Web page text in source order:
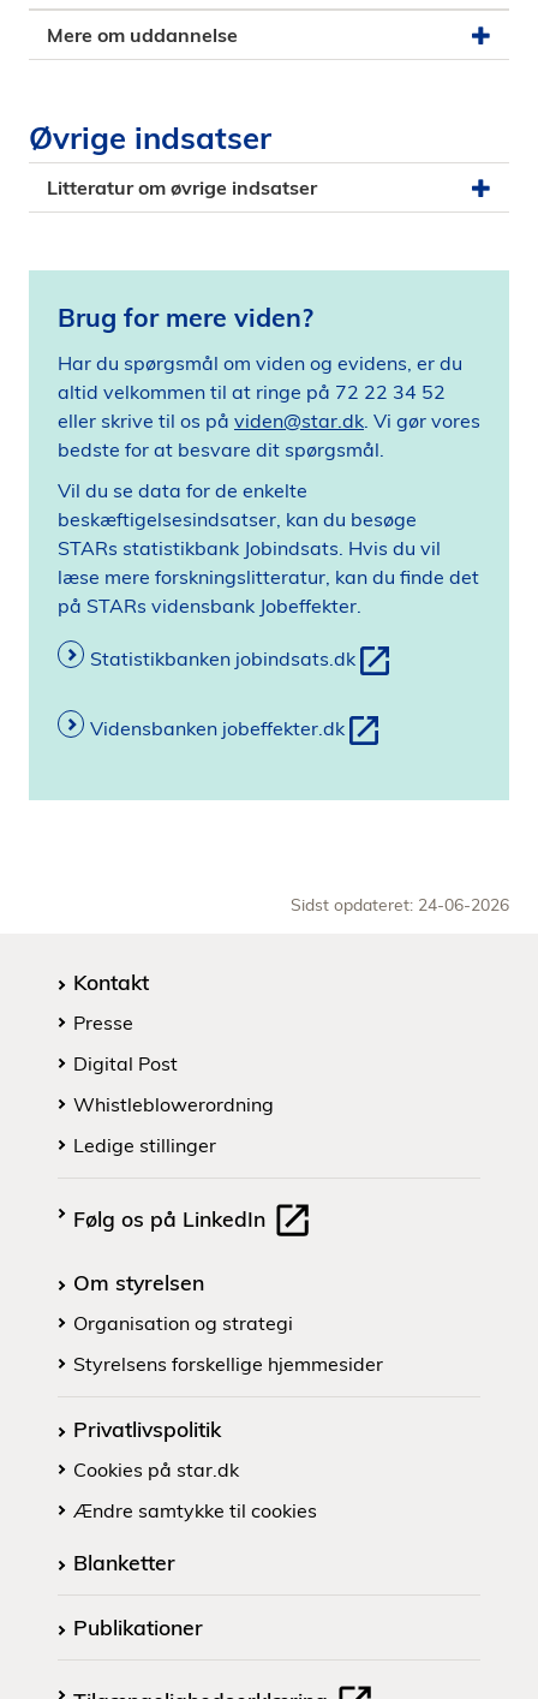
Mere om uddannelse
Øvrige indsatser
Litteratur om øvrige indsatser
Brug for mere viden?
Har du spørgsmål om viden og evidens, er du
altid velkommen til at ringe på 72 22 34 52
eller skrive til os på viden@star.dk . Vi gør vores
bedste for at besvare dit spørgsmål.
Vil du se data for de enkelte
beskæftigelsesindsatser, kan du besøge
STARs statistikbank Jobindsats. Hvis du vil
læse mere forskningslitteratur, kan du finde det
på STARs vidensbank Jobeffekter.
Statistikbanken jobindsats.dk
Vidensbanken jobeffekter.dk
Sidst opdateret: 24-06-2026
Kontakt
Presse
Digital Post
Whistleblowerordning
Ledige stillinger
Følg os på LinkedIn
Om styrelsen
Organisation og strategi
Styrelsens forskellige hjemmesider
Privatlivspolitik
Cookies på star.dk
Ændre samtykke til cookies
Blanketter
Publikationer